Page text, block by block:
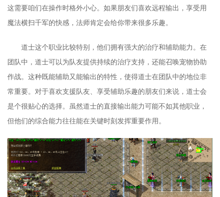
这需要咱们在操作时格外小心。如果朋友们喜欢远程输出，享受用
魔法横扫千军的快感，法师肯定会给你带来很多乐趣。
道士这个职业比较特别，他们拥有强大的治疗和辅助能力。在
团队中，道士可以为队友提供持续的治疗支持，还能召唤宠物协助
作战。这种既能辅助又能输出的特性，使得道士在团队中的地位非
常重要。对于喜欢支援队友、享受辅助乐趣的朋友们来说，道士会
是个很贴心的选择。虽然道士的直接输出能力可能不如其他职业，
但他们的综合能力往往能在关键时刻发挥重要作用。